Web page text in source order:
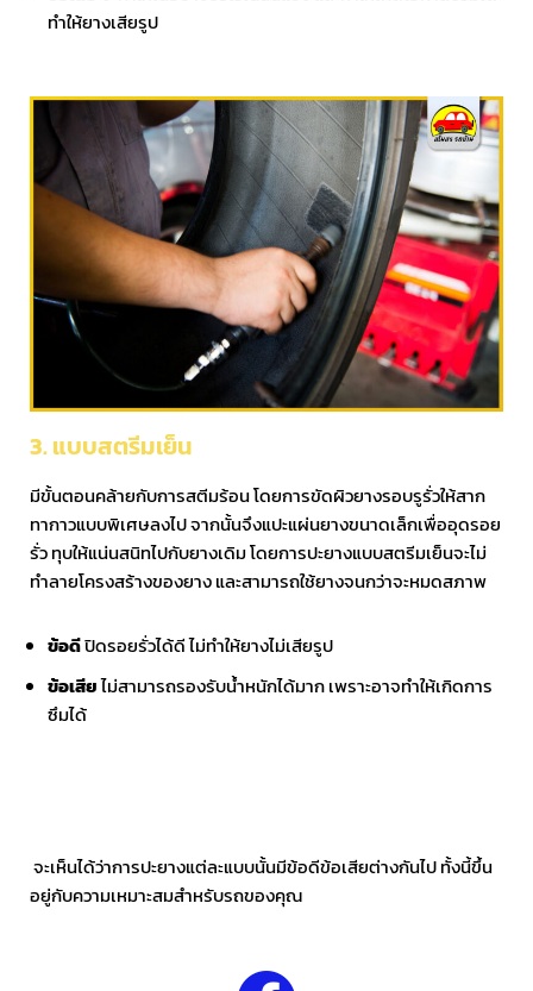
ทำให้ยางเสียรูป
3. แบบสตรีมเย็น
มีขั้นตอนคล้ายกับการสตีมร้อน โดยการขัดผิวยางรอบรูรั่วให้สาก
ทากาวแบบพิเศษลงไป จากนั้นจึงแปะแผ่นยางขนาดเล็กเพื่ออุดรอย
รั่ว ทุบให้แน่นสนิทไปกับยางเดิม โดยการปะยางแบบสตรีมเย็นจะไม่
ทำลายโครงสร้างของยาง และสามารถใช้ยางจนกว่าจะหมดสภาพ
ข้อดีปิดรอยรั่วได้ดี ไม่ทำให้ยางไม่เสียรูป
ข้อเสียไม่สามารถรองรับน้ำหนักได้มาก เพราะอาจทำให้เกิดการ
ซึมได้
จะเห็นได้ว่าการปะยางแต่ละแบบนั้นมีข้อดีข้อเสียต่างกันไป ทั้งนี้ขึ้น
อยู่กับความเหมาะสมสำหรับรถของคุณ